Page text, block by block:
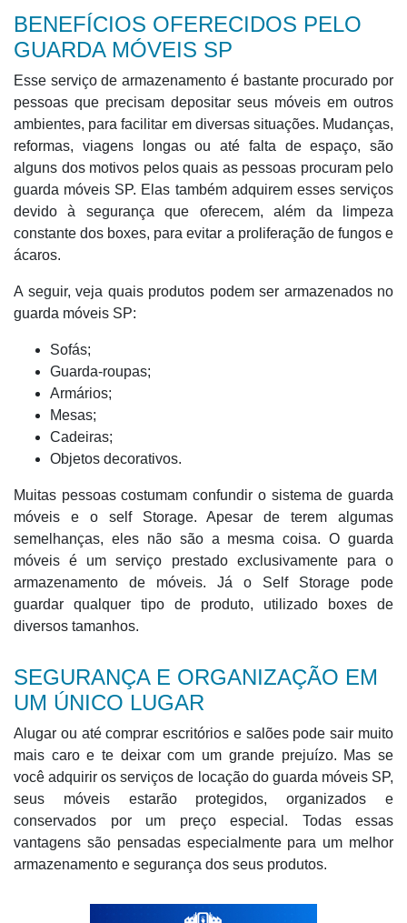
BENEFÍCIOS OFERECIDOS PELO
GUARDA MÓVEIS SP
Esse serviço de armazenamento é bastante procurado por
pessoas que precisam depositar seus móveis em outros
ambientes, para facilitar em diversas situações. Mudanças,
reformas, viagens longas ou até falta de espaço, são
alguns dos motivos pelos quais as pessoas procuram pelo
guarda móveis SP. Elas também adquirem esses serviços
devido à segurança que oferecem, além da limpeza
constante dos boxes, para evitar a proliferação de fungos e
ácaros.
A seguir, veja quais produtos podem ser armazenados no
guarda móveis SP:
Sofás;
Guarda-roupas;
Armários;
Mesas;
Cadeiras;
Objetos decorativos.
Muitas pessoas costumam confundir o sistema de guarda
móveis e o self Storage. Apesar de terem algumas
semelhanças, eles não são a mesma coisa. O guarda
móveis é um serviço prestado exclusivamente para o
armazenamento de móveis. Já o Self Storage pode
guardar qualquer tipo de produto, utilizado boxes de
diversos tamanhos.
SEGURANÇA E ORGANIZAÇÃO EM
UM ÚNICO LUGAR
Alugar ou até comprar escritórios e salões pode sair muito
mais caro e te deixar com um grande prejuízo. Mas se
você adquirir os serviços de locação do guarda móveis SP,
seus móveis estarão protegidos, organizados e
conservados por um preço especial. Todas essas
vantagens são pensadas especialmente para um melhor
armazenamento e segurança dos seus produtos.